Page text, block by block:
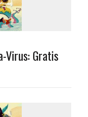
Virus: Gratis